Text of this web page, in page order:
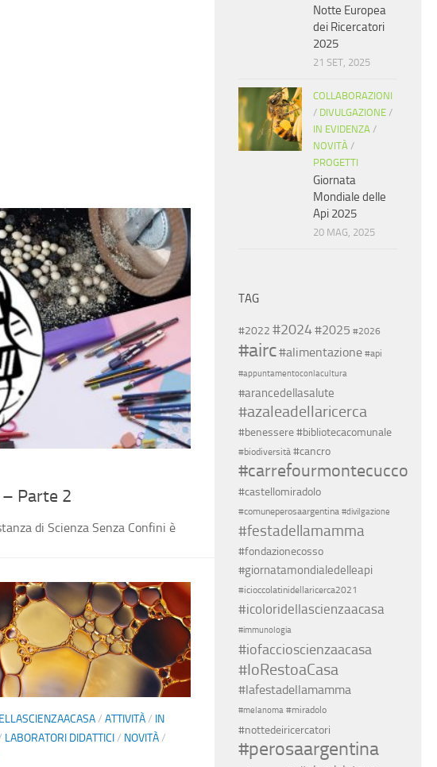
Parte 2
di Scienza Senza Confini è
/ ATTIVITÀ/ IN
LABORATORI DIDATTICI/ NOVITÀ/
Notte Europea
dei Ricercatori
2025
21 SET, 2025
COLLABORAZIONI
/ DIVULGAZIONE /
IN EVIDENZA /
NOVITÀ /
PROGETTI
Giornata
Mondiale delle
Api 2025
20 MAG, 2025
TAG
#2022 #2024#2025 #2026
#airc#alimentazione #api
#appuntamentoconlacultura
#arancedellasalute
#azaleadellaricerca
#benessere#bibliotecacomunale
#biodiversità #cancro
#carrefourmontecucco
#castellomiradolo
#comuneperosaargentina #divilgazione
#festadellamamma
#fondazionecosso
#giornatamondialedelleapi
#icioccolatinidellaricerca2021
#icoloridellascienzaacasa
#immunologia
#iofaccioscienzaacasa
#IoRestoaCasa
#lafestadellamamma
#melanoma #miradolo
#nottedeiricercatori
#perosaargentina